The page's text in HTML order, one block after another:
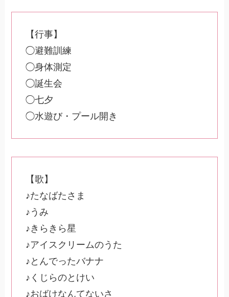
【行事】
◯避難訓練
◯身体測定
◯誕生会
◯七夕
◯水遊び・プール開き
【歌】
♪たなばたさま
♪うみ
♪きらきら星
♪アイスクリームのうた
♪とんでったバナナ
♪くじらのとけい
♪おばけなんてないさ